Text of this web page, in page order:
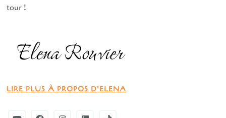
tour !
LIRE PLUS À PROPOS D'ELENA